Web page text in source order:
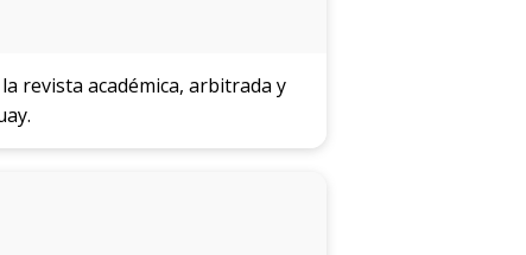
revista académica, arbitrada y